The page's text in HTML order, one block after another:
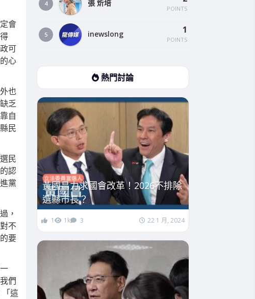
會
可
心
也
乏
自
民
民
認
黨
，
不
要
們
這
4 張 炘培
POINTS
5 inewslong 1
POINTS
熱門討論
黃國昌力求國會改革！2026不排除
選縣市長？
1 1k 3 22 1 月, 2024